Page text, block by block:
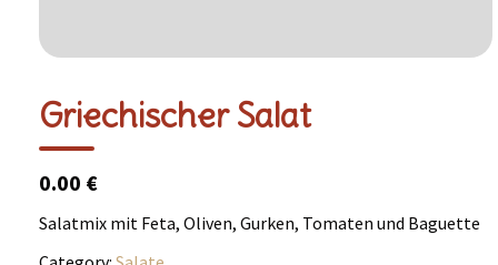
Griechischer Salat
0.00 €
Salatmix mit Feta, Oliven, Gurken, Tomaten und Baguette